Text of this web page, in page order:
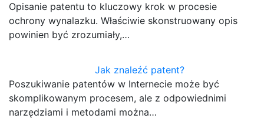
Opisanie patentu to kluczowy krok w procesie
ochrony wynalazku. Właściwie skonstruowany opis
powinien być zrozumiały,…
Jak znaleźć patent?
Poszukiwanie patentów w Internecie może być
skomplikowanym procesem, ale z odpowiednimi
narzędziami i metodami można…